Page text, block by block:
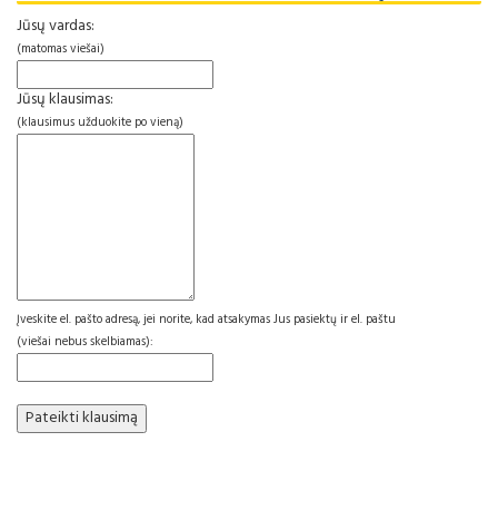
Jūsų vardas:
(matomas viešai)
Jūsų klausimas:
(klausimus užduokite po vieną)
Įveskite el. pašto adresą, jei norite, kad atsakymas Jus pasiektų ir el. paštu
(viešai nebus skelbiamas):